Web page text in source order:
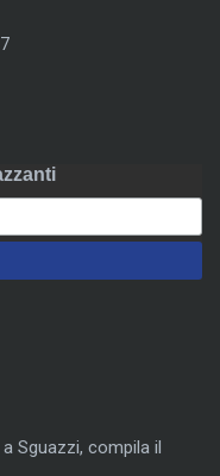
Sguazzi, compila il